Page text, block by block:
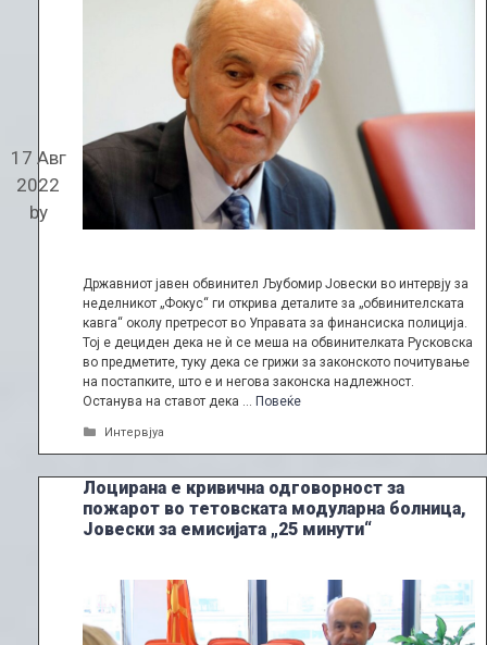
17 Авг
2022
by
Државниот јавен обвинител Љубомир Јовески во интервју за
неделникот „Фокус“ ги открива деталите за „обвинителската
кавга“ околу претресот во Управата за финансиска полиција.
Тој е дециден дека не ѝ се меша на обвинителката Русковска
во предметите, туку дека се грижи за законското почитување
на постапките, што е и негова законска надлежност.
Останува на ставот дека … Повеќе
Categories
Интервјуа
Лоцирана е кривична одговорност за
пожарот во тетовската модуларна болница,
Јовески за емисијата „25 минути“